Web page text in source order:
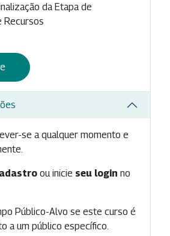
da Etapa de
Recursos
se a qualquer momento e
ou inicie seu login no
Público-Alvo se este curso é
a um público específico.